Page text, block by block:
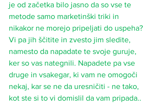
je od začetka bilo jasno da so vse te
metode samo marketinški triki in
nikakor ne morejo pripeljati do uspeha?
Vi pa jih ščitite in zvesto jim sledite,
namesto da napadate te svoje guruje,
ker so vas nategnili. Napadete pa vse
druge in vsakegar, ki vam ne omogoči
nekaj, kar se ne da uresničiti - ne tako,
kot ste si to vi domislil da vam pripada..